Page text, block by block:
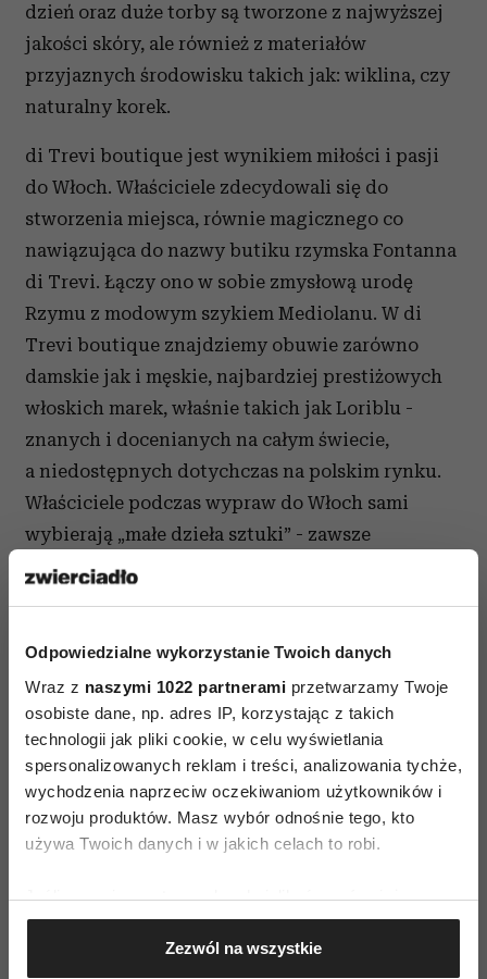
Odpowiedzialne wykorzystanie Twoich danych
Wraz z naszymi 1022 partnerami przetwarzamy Twoje
osobiste dane, np. adres IP, korzystając z takich
technologii jak pliki cookie, w celu wyświetlania
spersonalizowanych reklam i treści, analizowania tychże,
wychodzenia naprzeciw oczekiwaniom użytkowników i
rozwoju produktów. Masz wybór odnośnie tego, kto
używa Twoich danych i w jakich celach to robi.
Jeśli wyrazisz na to zgodę, chcielibyśmy również:
Gromadzić dane dotyczące Twojej lokalizacji
geograficznej z dokładnością nawet do kilku metrów
Zezwól na wszystkie
dzień oraz duże torby są tworzone z najwyższej
jakości skóry, ale również z materiałów
przyjaznych środowisku takich jak: wiklina, czy
naturalny korek.
di Trevi boutique jest wynikiem miłości i pasji
do Włoch. Właściciele zdecydowali się do
stworzenia miejsca, równie magicznego co
nawiązująca do nazwy butiku rzymska Fontanna
di Trevi. Łączy ono w sobie zmysłową urodę
Rzymu z modowym szykiem Mediolanu. W di
Trevi boutique znajdziemy obuwie zarówno
damskie jak i męskie, najbardziej prestiżowych
włoskich marek, właśnie takich jak Loriblu -
znanych i docenianych na całym świecie,
a niedostępnych dotychczas na polskim rynku.
Właściciele podczas wypraw do Włoch sami
wybierają „małe dzieła sztuki” - zawsze
o najwyższej jakości i perfekcji wykonania,
i niepowtarzalna. Wszystko po to, aby podarować
swoim klientom kawałek Italii na wyłączność.
Di Trevi Biutique ul. Piękna 11a, Warszawa